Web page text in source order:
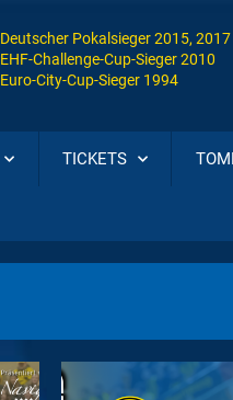
Deutscher Pokalsieger 2015, 2017
EHF-Challenge-Cup-Sieger 2010
Euro-City-Cup-Sieger 1994
TICKETS